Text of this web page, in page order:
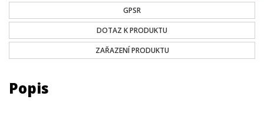
GPSR
DOTAZ K PRODUKTU
ZAŘAZENÍ PRODUKTU
Popis